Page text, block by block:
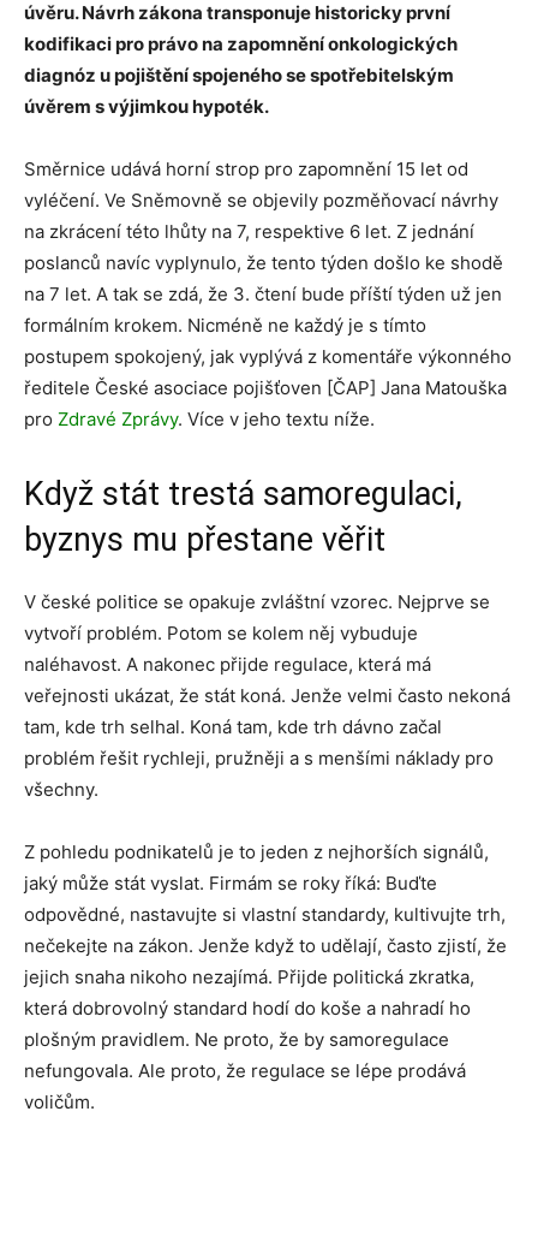
úvěru. Návrh zákona transponuje historicky první
kodifikaci pro právo na zapomnění onkologických
diagnóz u pojištění spojeného se spotřebitelským
úvěrem s výjimkou hypoték.
Směrnice udává horní strop pro zapomnění 15 let od
vyléčení. Ve Sněmovně se objevily pozměňovací návrhy
na zkrácení této lhůty na 7, respektive 6 let. Z jednání
poslanců navíc vyplynulo, že tento týden došlo ke shodě
na 7 let. A tak se zdá, že 3. čtení bude příští týden už jen
formálním krokem. Nicméně ne každý je s tímto
postupem spokojený, jak vyplývá z komentáře výkonného
ředitele České asociace pojišťoven [ČAP] Jana Matouška
pro Zdravé Zprávy. Více v jeho textu níže.
Když stát trestá samoregulaci,
byznys mu přestane věřit
V české politice se opakuje zvláštní vzorec. Nejprve se
vytvoří problém. Potom se kolem něj vybuduje
naléhavost. A nakonec přijde regulace, která má
veřejnosti ukázat, že stát koná. Jenže velmi často nekoná
tam, kde trh selhal. Koná tam, kde trh dávno začal
problém řešit rychleji, pružněji a s menšími náklady pro
všechny.
Z pohledu podnikatelů je to jeden z nejhorších signálů,
jaký může stát vyslat. Firmám se roky říká: Buďte
odpovědné, nastavujte si vlastní standardy, kultivujte trh,
nečekejte na zákon. Jenže když to udělají, často zjistí, že
jejich snaha nikoho nezajímá. Přijde politická zkratka,
která dobrovolný standard hodí do koše a nahradí ho
plošným pravidlem. Ne proto, že by samoregulace
nefungovala. Ale proto, že regulace se lépe prodává
voličům.